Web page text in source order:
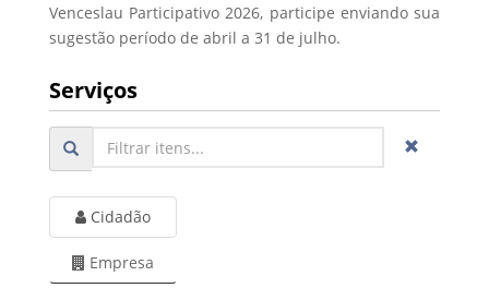
Venceslau Participativo 2026, participe enviando sua
sugestão período de abril a 31 de julho.
Serviços
Cidadão
Empresa